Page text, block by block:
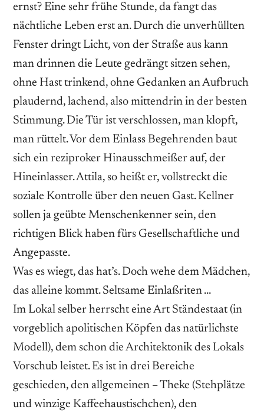
ernst? Eine sehr frühe Stunde, da fangt das
nächtliche Leben erst an. Durch die unverhüllten
Fenster dringt Licht, von der Straße aus kann
man drinnen die Leute gedrängt sitzen sehen,
ohne Hast trinkend, ohne Gedanken an Aufbruch
plaudernd, lachend, also mittendrin in der besten
Stimmung. Die Tür ist verschlossen, man klopft,
man rüttelt. Vor dem Einlass Begehrenden baut
sich ein reziproker Hinausschmeißer auf, der
Hineinlasser. Attila, so heißt er, vollstreckt die
soziale Kontrolle über den neuen Gast. Kellner
sollen ja geübte Menschenkenner sein, den
richtigen Blick haben fürs Gesellschaftliche und
Angepasste.
Was es wiegt, das hat’s. Doch wehe dem Mädchen,
das alleine kommt. Seltsame Einlaßriten …
Im Lokal selber herrscht eine Art Ständestaat (in
vorgeblich apolitischen Köpfen das natürlichste
Modell), dem schon die Architektonik des Lokals
Vorschub leistet. Es ist in drei Bereiche
geschieden, den allgemeinen – Theke (Stehplätze
und winzige Kaffeehaustischchen), den